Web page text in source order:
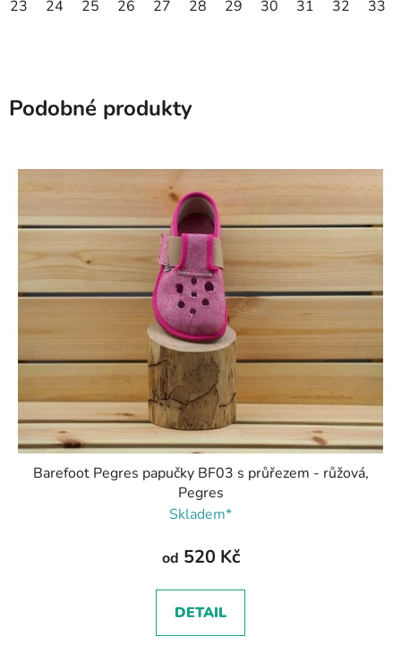
23 24 25 26 27 28 29 30 31 32 33
Podobné produkty
Barefoot Pegres papučky BF03 s průřezem - růžová,
Pegres
Skladem*
od 520 Kč
DETAIL